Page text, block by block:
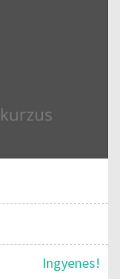
Ingyenes!